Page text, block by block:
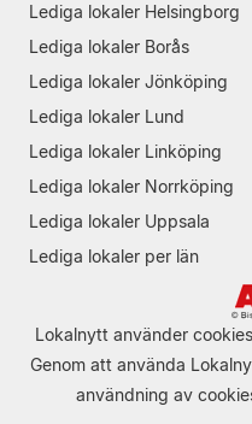
Lediga lokaler Helsingborg
Lediga lokaler Borås
Lediga lokaler Jönköping
Lediga lokaler Lund
Lediga lokaler Linköping
Lediga lokaler Norrköping
Lediga lokaler Uppsala
Lediga lokaler per län
Lokalnytt använder
Genom att använda
användning av